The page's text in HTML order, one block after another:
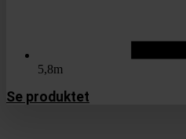
5,8m
Se produktet